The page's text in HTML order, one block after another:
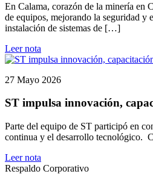
En Calama, corazón de la minería en
de equipos, mejorando la seguridad y
instalación de sistemas de […]
Leer nota
27 Mayo 2026
ST impulsa innovación,
Parte del equipo de ST participó en
continua y el desarrollo tecnológico.
Leer nota
Respaldo Corporativo